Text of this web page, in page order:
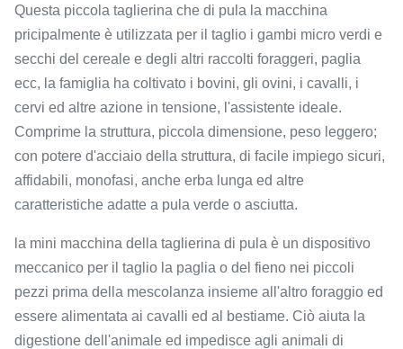
Questa piccola taglierina che di pula la macchina
pricipalmente è utilizzata per il taglio i gambi micro verdi e
secchi del cereale e degli altri raccolti foraggeri, paglia
ecc, la famiglia ha coltivato i bovini, gli ovini, i cavalli, i
cervi ed altre azione in tensione, l'assistente ideale.
Comprime la struttura, piccola dimensione, peso leggero;
con potere d'acciaio della struttura, di facile impiego sicuri,
affidabili, monofasi, anche erba lunga ed altre
caratteristiche adatte a pula verde o asciutta.
la mini macchina della taglierina di pula è un dispositivo
meccanico per il taglio la paglia o del fieno nei piccoli
pezzi prima della mescolanza insieme all'altro foraggio ed
essere alimentata ai cavalli ed al bestiame. Ciò aiuta la
digestione dell'animale ed impedisce agli animali di